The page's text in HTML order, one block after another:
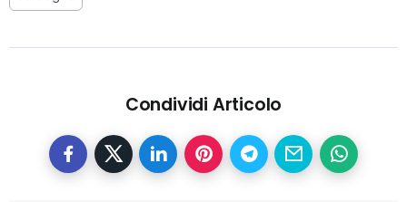
Condividi Articolo